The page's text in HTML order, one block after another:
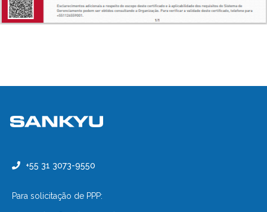
+55 31 3073-9550
Para solicitação de PPP: